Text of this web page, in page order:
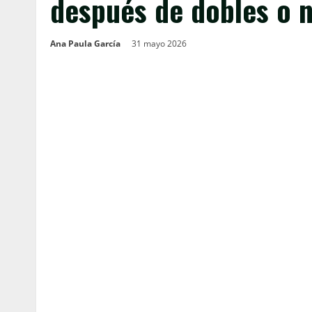
después de dobles o
Ana Paula García 31 mayo 2026